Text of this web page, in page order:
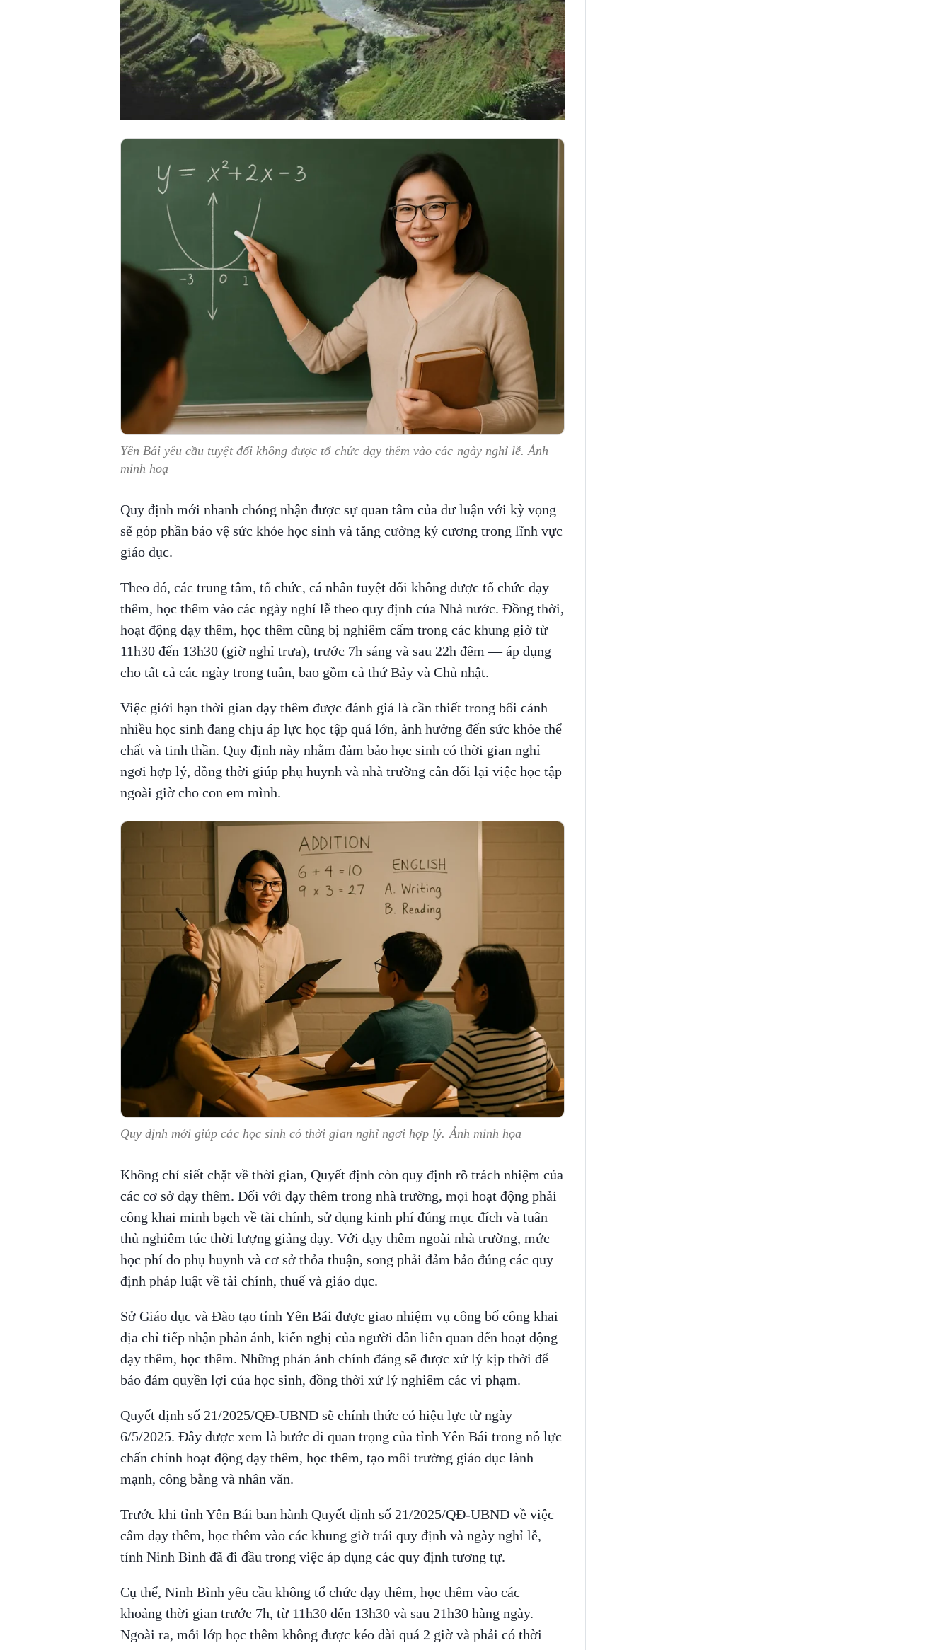
00:56 VIETNAM MOUNTAINS HLS
Yên Bái yêu cầu tuyệt đối không được tổ chức dạy thêm vào các ngày nghỉ lễ. Ảnh
minh hoạ
Quy định mới nhanh chóng nhận được sự quan tâm của dư luận với kỳ vọng
sẽ góp phần bảo vệ sức khỏe học sinh và tăng cường kỷ cương trong lĩnh vực
giáo dục.
Theo đó, các trung tâm, tổ chức, cá nhân tuyệt đối không được tổ chức dạy
thêm, học thêm vào các ngày nghỉ lễ theo quy định của Nhà nước. Đồng thời,
hoạt động dạy thêm, học thêm cũng bị nghiêm cấm trong các khung giờ từ
11h30 đến 13h30 (giờ nghỉ trưa), trước 7h sáng và sau 22h đêm — áp dụng
cho tất cả các ngày trong tuần, bao gồm cả thứ Bảy và Chủ nhật.
Việc giới hạn thời gian dạy thêm được đánh giá là cần thiết trong bối cảnh
nhiều học sinh đang chịu áp lực học tập quá lớn, ảnh hưởng đến sức khỏe thể
chất và tinh thần. Quy định này nhằm đảm bảo học sinh có thời gian nghỉ
ngơi hợp lý, đồng thời giúp phụ huynh và nhà trường cân đối lại việc học tập
ngoài giờ cho con em mình.
Quy định mới giúp các học sinh có thời gian nghỉ ngơi hợp lý. Ảnh minh họa
Không chỉ siết chặt về thời gian, Quyết định còn quy định rõ trách nhiệm của
các cơ sở dạy thêm. Đối với dạy thêm trong nhà trường, mọi hoạt động phải
công khai minh bạch về tài chính, sử dụng kinh phí đúng mục đích và tuân
thủ nghiêm túc thời lượng giảng dạy. Với dạy thêm ngoài nhà trường, mức
học phí do phụ huynh và cơ sở thỏa thuận, song phải đảm bảo đúng các quy
định pháp luật về tài chính, thuế và giáo dục.
Sở Giáo dục và Đào tạo tỉnh Yên Bái được giao nhiệm vụ công bố công khai
địa chỉ tiếp nhận phản ánh, kiến nghị của người dân liên quan đến hoạt động
dạy thêm, học thêm. Những phản ánh chính đáng sẽ được xử lý kịp thời để
bảo đảm quyền lợi của học sinh, đồng thời xử lý nghiêm các vi phạm.
Quyết định số 21/2025/QĐ-UBND sẽ chính thức có hiệu lực từ ngày
6/5/2025. Đây được xem là bước đi quan trọng của tỉnh Yên Bái trong nỗ lực
chấn chỉnh hoạt động dạy thêm, học thêm, tạo môi trường giáo dục lành
mạnh, công bằng và nhân văn.
Trước khi tỉnh Yên Bái ban hành Quyết định số 21/2025/QĐ-UBND về việc
cấm dạy thêm, học thêm vào các khung giờ trái quy định và ngày nghỉ lễ,
tỉnh Ninh Bình đã đi đầu trong việc áp dụng các quy định tương tự.
Cụ thể, Ninh Bình yêu cầu không tổ chức dạy thêm, học thêm vào các
khoảng thời gian trước 7h, từ 11h30 đến 13h30 và sau 21h30 hàng ngày.
Ngoài ra, mỗi lớp học thêm không được kéo dài quá 2 giờ và phải có thời